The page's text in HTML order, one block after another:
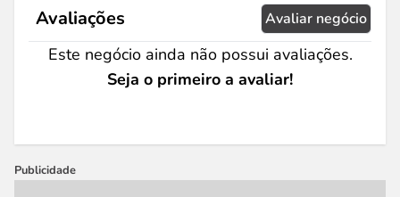
Avaliações Avaliar negócio
Este negócio ainda não possui avaliações.
Seja o primeiro a avaliar!
Publicidade